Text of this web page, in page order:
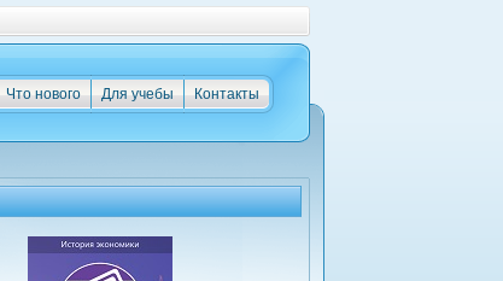
Контакты
Для учебы
Что нового